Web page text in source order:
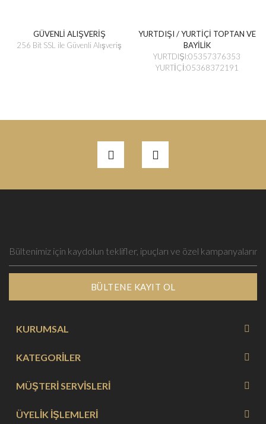
GÜVENLİ ALIŞVERİŞ
256 Bit SSL ile Güvenli Alışveriş
YURTDIŞI / YURTİÇİ TOPTAN VE
BAYİLİK
YURTDIŞI:05357376353
YURTİÇİ:05368372191
BÜLTENE KAYIT OL
KURUMSAL
KATEGORİLER
MÜŞTERİ SERVİSLERİ
ÜYELİK İŞLEMLERİ